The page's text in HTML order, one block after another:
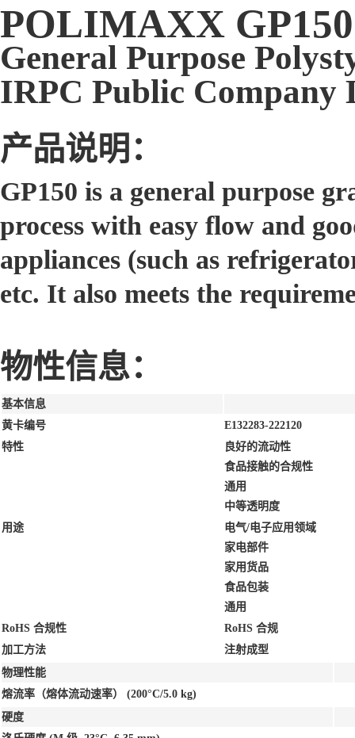
POLIMAXX GP150
General Purpose
IRPC Public Company
产品说明：
GP150 is a general purpose
process with easy flow and
appliances (such as
etc. It also meets the
物性信息：
基本信息
黄卡编号
E132283-222120
特性
良好的流动性
食品接触的合规性
通用
中等透明度
用途
电气/电子应用领域
家电部件
家用货品
食品包装
通用
RoHS 合规性
RoHS 合规
加工方法
注射成型
物理性能
熔流率（熔体流动速率） (200°C/5.0 kg)
硬度